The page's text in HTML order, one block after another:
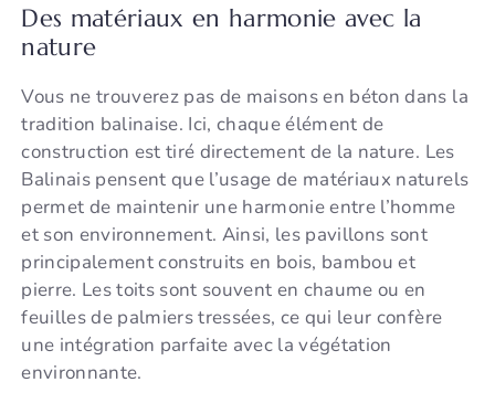
Des matériaux en harmonie avec la
nature
Vous ne trouverez pas de maisons en béton dans la
tradition balinaise. Ici, chaque élément de
construction est tiré directement de la nature. Les
Balinais pensent que l’usage de matériaux naturels
permet de maintenir une harmonie entre l’homme
et son environnement. Ainsi, les pavillons sont
principalement construits en bois, bambou et
pierre. Les toits sont souvent en chaume ou en
feuilles de palmiers tressées, ce qui leur confère
une intégration parfaite avec la végétation
environnante.